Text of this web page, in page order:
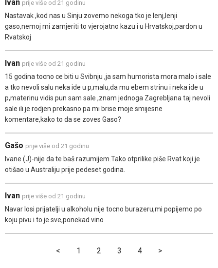
Ivan prije više od 21 godinu
Nastavak ,kod nas u Sinju zovemo nekoga tko je lenj,lenji
gaso,nemoj mi zamjeriti to vjerojatno kazu i u Hrvatskoj,pardon u
Rvatskoj
Ivan prije više od 21 godinu
15 godina tocno ce biti u Svibnju ,ja sam humorista mora malo i sale
a tko nevoli salu neka ide u p,malu,da mu ebem strinu i neka ide u
p,materinu vidis pun sam sale ,znam jednoga Zagrebljana taj nevoli
sale ili je rodjen prekasno pa mi brise moje smijesne
komentare,kako to da se zoves Gaso?
Gašo prije više od 21 godinu
Ivane (J)-nije da te baš razumijem.Tako otprilike piše Rvat koji je
otišao u Australiju prije pedeset godina.
Ivan prije više od 21 godinu
Navar losi prijatelji u alkoholu nije tocno burazeru,mi popijemo po
koju pivu i to je sve,ponekad vino
< 1 2 3 4 >